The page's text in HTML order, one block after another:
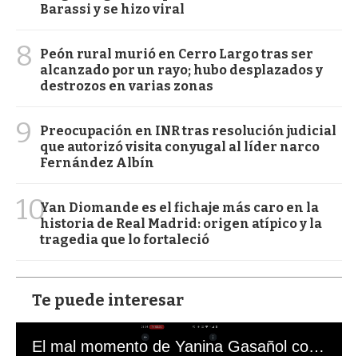
Barassi y se hizo viral
8
Peón rural murió en Cerro Largo tras ser
alcanzado por un rayo; hubo desplazados y
destrozos en varias zonas
9
Preocupación en INR tras resolución judicial
que autorizó visita conyugal al líder narco
Fernández Albín
10Yan Diomande es el fichaje más caro en la
historia de Real Madrid: origen atípico y la
tragedia que lo fortaleció
Te puede interesar
El mal momento de Yanina Gasañol con un hincha argentino en "Subrayado"